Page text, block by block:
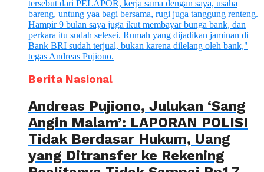
Berita Nasional
Andreas Pujiono, Julukan ‘Sang
Angin Malam’: LAPORAN POLISI
Tidak Berdasar Hukum, Uang
yang Ditransfer ke Rekening